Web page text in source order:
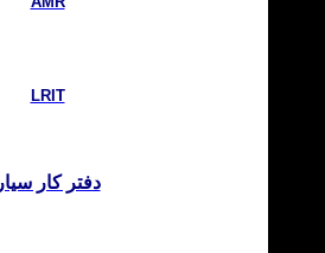
LRIT
دفتر کار سیار